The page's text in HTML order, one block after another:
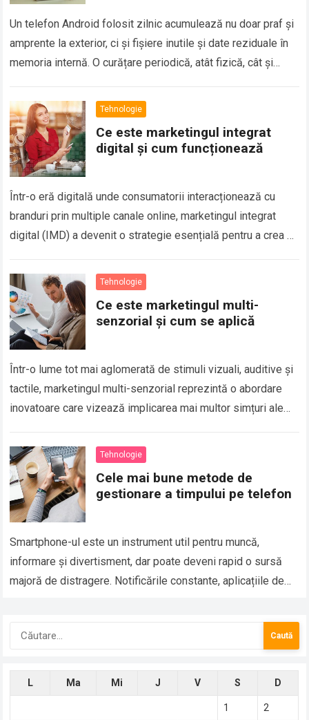
Un telefon Android folosit zilnic acumulează nu doar praf și
amprente la exterior, ci și fișiere inutile și date reziduale în
memoria internă. O curățare periodică, atât fizică, cât și…
Tehnologie
Ce este marketingul integrat
digital și cum funcționează
Într-o eră digitală unde consumatorii interacționează cu
branduri prin multiple canale online, marketingul integrat
digital (IMD) a devenit o strategie esențială pentru a crea o
Tehnologie
Ce este marketingul multi-
senzorial și cum se aplică
Într-o lume tot mai aglomerată de stimuli vizuali, auditive și
tactile, marketingul multi-senzorial reprezintă o abordare
inovatoare care vizează implicarea mai multor simțuri ale
Tehnologie
Cele mai bune metode de
gestionare a timpului pe telefon
Smartphone-ul este un instrument util pentru muncă,
informare și divertisment, dar poate deveni rapid o sursă
majoră de distragere. Notificările constante, aplicațiile de
Caută
L Ma Mi J V S D
1 2